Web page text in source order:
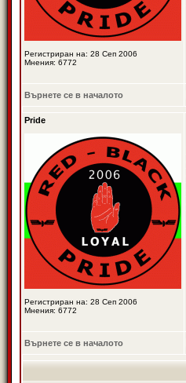
Регистриран на: 28 Сеп 2006
Мнения: 6772
Върнете се в началото
Pride
Регистриран на: 28 Сеп 2006
Мнения: 6772
Върнете се в началото